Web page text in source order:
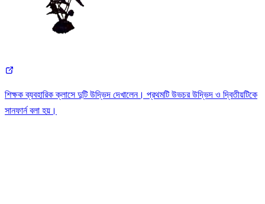
শিক্ষক ব্যবহারিক ক্লাসে দুটি উদ্ভিদ দেখালেন। প্রথমটি উভচর উদ্ভিদ ও দ্বিতীয়টিকে
সানফার্ন বলা হয়।